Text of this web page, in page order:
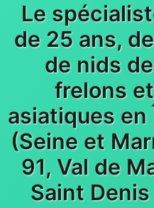
Le
de 25 ans,
de nids
frelons
asiatiques en
(Seine et
91, Val de
Saint